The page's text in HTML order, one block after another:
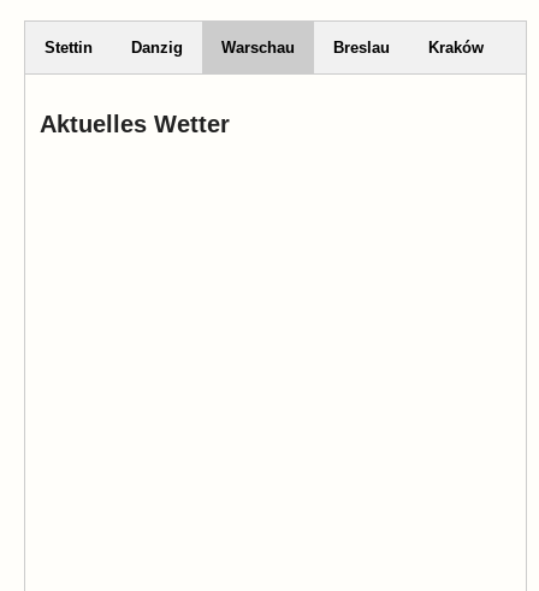
Stettin Danzig Warschau Breslau Kraków
Aktuelles Wetter